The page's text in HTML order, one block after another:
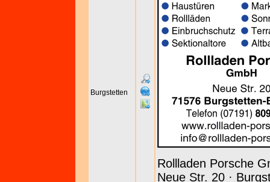
Burgstetten
Rollladen Porsche
Neue Str. 20 ·